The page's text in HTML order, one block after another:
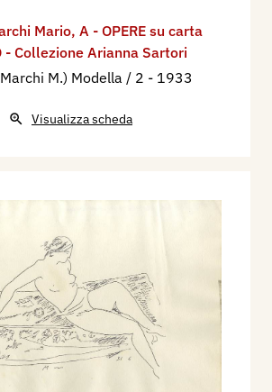
Mario, A - OPERE su carta
- Collezione Arianna Sartori
M.) Modella / 2 - 1933
Visualizza scheda